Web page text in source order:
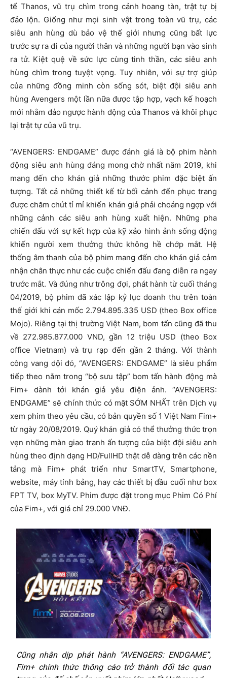
tể Thanos, vũ trụ chìm trong cảnh hoang tàn, trật tự bị
đảo lộn. Giống như mọi sinh vật trong toàn vũ trụ, các
siêu anh hùng dù bảo vệ thế giới nhưng cũng bất lực
trước sự ra đi của người thân và những người bạn vào sinh
ra tử. Kiệt quệ về sức lực cùng tinh thần, các siêu anh
hùng chìm trong tuyệt vọng. Tuy nhiên, với sự trợ giúp
của những đồng minh còn sống sót, biệt đội siêu anh
hùng Avengers một lần nữa được tập hợp, vạch kế hoạch
mới nhằm đảo ngược hành động của Thanos và khôi phục
lại trật tự của vũ trụ.
“AVENGERS: ENDGAME” được đánh giá là bộ phim hành
động siêu anh hùng đáng mong chờ nhất năm 2019, khi
mang đến cho khán giả những thước phim đặc biệt ấn
tượng. Tất cả những thiết kế từ bối cảnh đến phục trang
được chăm chút tỉ mỉ khiến khán giả phải choáng ngợp với
những cảnh các siêu anh hùng xuất hiện. Những pha
chiến đấu với sự kết hợp của kỹ xảo hình ảnh sống động
khiến người xem thưởng thức không hề chớp mắt. Hệ
thống âm thanh của bộ phim mang đến cho khán giả cảm
nhận chân thực như các cuộc chiến đấu đang diễn ra ngay
trước mắt. Và đúng như trông đợi, phát hành từ cuối tháng
04/2019, bộ phim đã xác lập kỷ lục doanh thu trên toàn
thế giới khi cán mốc 2.794.895.335 USD (theo Box office
Mojo). Riêng tại thị trường Việt Nam, bom tấn cũng đã thu
về 272.985.877.000 VND, gần 12 triệu USD (theo Box
office Vietnam) và trụ rạp đến gần 2 tháng. Với thành
công vang dội đó, “AVENGERS: ENDGAME” là siêu phẩm
tiếp theo nằm trong “bộ sưu tập” bom tấn hành động mà
Fim+ dành tới khán giả yêu điện ảnh. “AVENGERS:
ENDGAME” sẽ chính thức có mặt SỚM NHẤT trên Dịch vụ
xem phim theo yêu cầu, có bản quyền số 1 Việt Nam Fim+
từ ngày 20/08/2019. Quý khán giả có thể thưởng thức trọn
vẹn những màn giao tranh ấn tượng của biệt đội siêu anh
hùng theo định dạng HD/FullHD thật dễ dàng trên các nền
tảng mà Fim+ phát triển như SmartTV, Smartphone,
website, máy tính bảng, hay các thiết bị đầu cuối như box
FPT TV, box MyTV. Phim được đặt trong mục Phim Có Phí
của Fim+, với giá chỉ 29.000 VNĐ.
Cũng nhân dịp phát hành “AVENGERS: ENDGAME”,
Fim+ chính thức thông cáo trở thành đối tác quan